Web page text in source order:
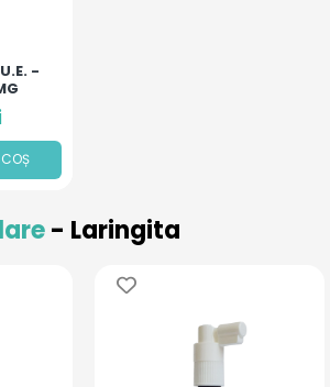
-
- Laringita